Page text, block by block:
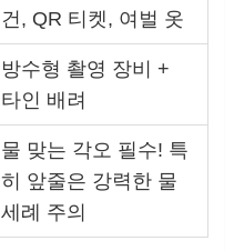
건, QR 티켓, 여벌 옷
방수형 촬영 장비 +
타인 배려
물 맞는 각오 필수! 특
히 앞줄은 강력한 물
세례 주의